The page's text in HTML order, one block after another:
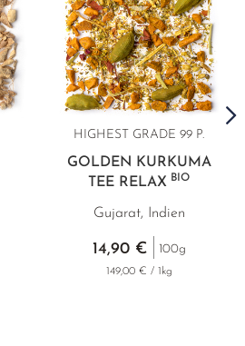
HIGHEST GRADE 99 P.
GOLDEN KURKUMA
TEE RELAX BIO
Gujarat, Indien
14,90 € 100g
149,00 € / 1kg